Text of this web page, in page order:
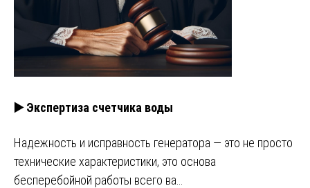
▶️ Экспертиза счетчика воды
Надежность и исправность генератора — это не просто
технические характеристики, это основа
бесперебойной работы всего ва…